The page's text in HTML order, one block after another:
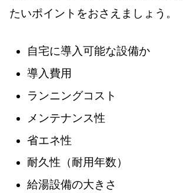
たいポイントをおさえましょう。
自宅に導入可能な設備か
導入費用
ランニングコスト
メンテナンス性
省エネ性
耐久性（耐用年数）
給湯設備の大きさ